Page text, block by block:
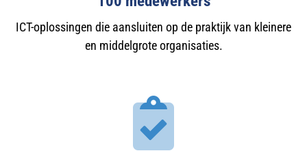
ICT-oplossingen die aansluiten op de praktijk van kleinere
en middelgrote organisaties.